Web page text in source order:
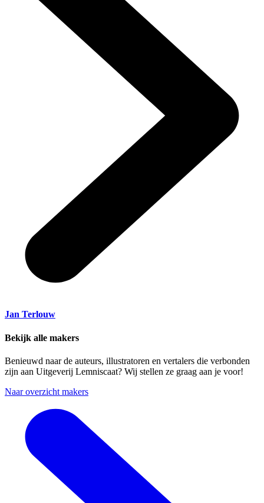
Jan Terlouw
Bekijk alle makers
Benieuwd naar de auteurs, illustratoren en vertalers die verbonden
zijn aan Uitgeverij Lemniscaat? Wij stellen ze graag aan je voor!
Naar overzicht makers